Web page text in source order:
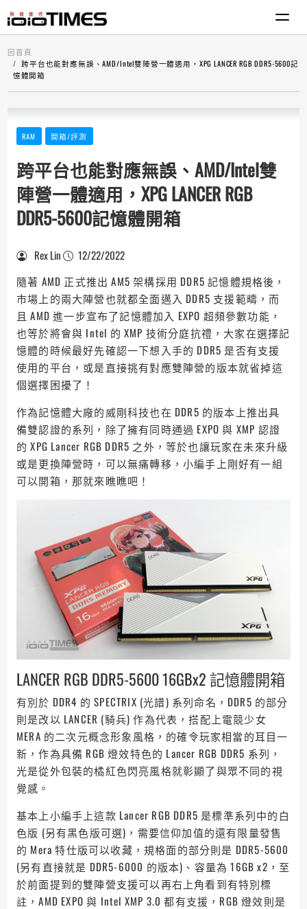
回首頁
跨平台也能對應無誤、AMD/Intel雙陣營一體適用，XPG LANCER RGB DDR5-5600記
憶體開箱
RAM 開箱/評測
跨平台也能對應無誤、AMD/Intel雙
陣營一體適用，XPG LANCER RGB
DDR5-5600記憶體開箱
Rex Lin
12/22/2022
隨著 AMD 正式推出 AM5 架構採用 DDR5 記憶體規格後，
市場上的兩大陣營也就都全面邁入 DDR5 支援範疇，而
且 AMD 進一步宣布了記憶體加入 EXPO 超頻參數功能，
也等於將會與 Intel 的 XMP 技術分庭抗禮，大家在選擇記
憶體的時候最好先確認一下想入手的 DDR5 是否有支援
使用的平台，或是直接挑有對應雙陣營的版本就省掉這
個選擇困擾了！
作為記憶體大廠的威剛科技也在 DDR5 的版本上推出具
備雙認證的系列，除了擁有同時通過 EXPO 與 XMP 認證
的 XPG Lancer RGB DDR5 之外，等於也讓玩家在未來升級
或是更換陣營時，可以無痛轉移，小編手上剛好有一組
可以開箱，那就來瞧瞧吧！
LANCER RGB DDR5-5600 16GBx2 記憶體開箱
有別於 DDR4 的 SPECTRIX (光譜) 系列命名，DDR5 的部分
則是改以 LANCER (騎兵) 作為代表，搭配上電競少女
MERA 的二次元概念形象風格，的確令玩家相當的耳目一
新，作為具備 RGB 燈效特色的 Lancer RGB DDR5 系列，
光是從外包裝的橘紅色閃亮風格就彰顯了與眾不同的視
覺感。
基本上小編手上這款 Lancer RGB DDR5 是標準系列中的白
色版 (另有黑色版可選)，需要信仰加值的還有限量發售
的 Mera 特仕版可以收藏，規格面的部分則是 DDR5-5600
(另有直接就是 DDR5-6000 的版本)、容量為 16GB x2，至
於前面提到的雙陣營支援可以再右上角看到有特別標
註，AMD EXPO 與 Intel XMP 3.0 都有支援，RGB 燈效則是